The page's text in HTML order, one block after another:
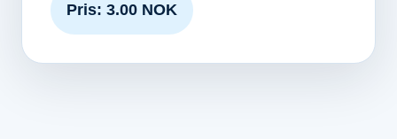
Pris: 3.00 NOK